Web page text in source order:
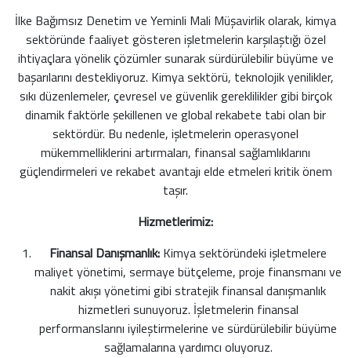
İlke Bağımsız Denetim ve Yeminli Mali Müşavirlik olarak, kimya
sektöründe faaliyet gösteren işletmelerin karşılaştığı özel
ihtiyaçlara yönelik çözümler sunarak sürdürülebilir büyüme ve
başarılarını destekliyoruz. Kimya sektörü, teknolojik yenilikler,
sıkı düzenlemeler, çevresel ve güvenlik gereklilikler gibi birçok
dinamik faktörle şekillenen ve global rekabete tabi olan bir
sektördür. Bu nedenle, işletmelerin operasyonel
mükemmelliklerini artırmaları, finansal sağlamlıklarını
güçlendirmeleri ve rekabet avantajı elde etmeleri kritik önem
taşır.
Hizmetlerimiz:
Finansal Danışmanlık: Kimya sektöründeki işletmelere
maliyet yönetimi, sermaye bütçeleme, proje finansmanı ve
nakit akışı yönetimi gibi stratejik finansal danışmanlık
hizmetleri sunuyoruz. İşletmelerin finansal
performanslarını iyileştirmelerine ve sürdürülebilir büyüme
sağlamalarına yardımcı oluyoruz.